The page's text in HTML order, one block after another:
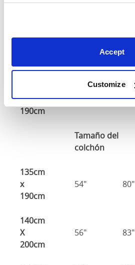
Accept
Customize
80"
x
190cm
48" 80"
Tamaño del
colchón
135cm
x
190cm
54" 80"
140cm
X
200cm
56" 83"